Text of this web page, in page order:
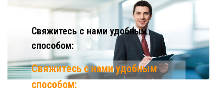
Свяжитесь с нами удобным
способом:
Свяжитесь с нами удобным
способом: